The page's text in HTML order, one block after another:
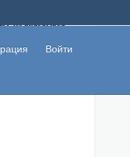
не вкладывая
зарабатывать
Войти